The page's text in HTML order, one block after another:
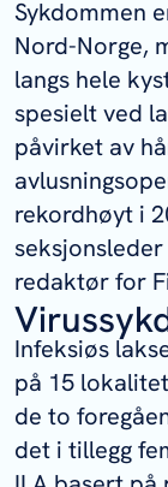
Sykdommen
Nord-Norge,
langs hele
spesielt ved
påvirket av
rekordhøyt i
redaktør for
Infeksiøs
på 15
de to
det i tillegg